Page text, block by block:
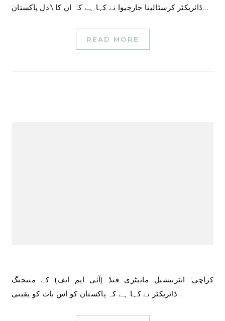
ڈائریکٹر کرسٹالینا جارجیوا نے کہا ہے کہ ان کا \’دل پاکستان…
READ MORE
کراچی: انٹرنیشنل مانیٹری فنڈ (آئی ایم ایف) کے منیجنگ
ڈائریکٹر نے کہا ہے کہ پاکستان کو اس بات کو یقینی…